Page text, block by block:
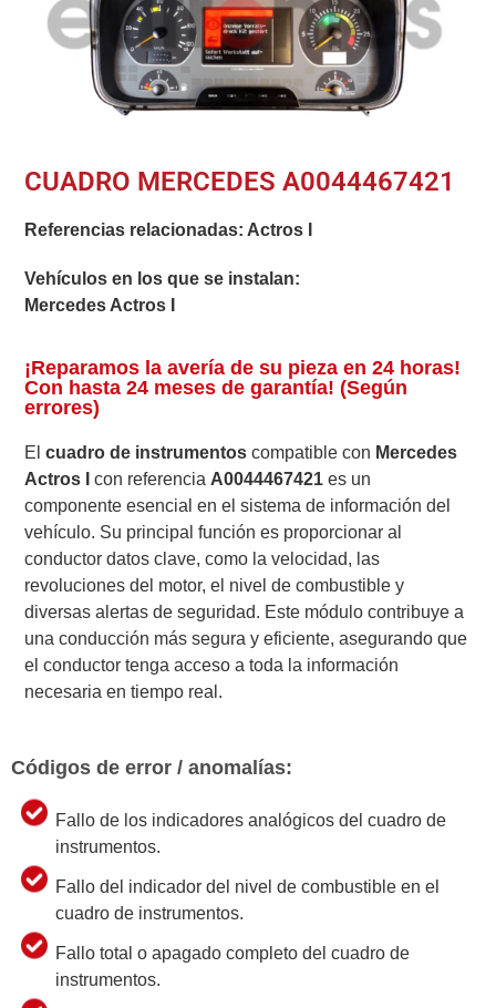
CUADRO MERCEDES A0044467421
Referencias relacionadas: Actros I
Vehículos en los que se instalan:
Mercedes Actros I
¡Reparamos la avería de su pieza en 24 horas!
Con hasta 24 meses de garantía! (Según
errores)
Elcuadro de instrumentos compatible con Mercedes
Actros I
con referencia A0044467421 es un
componente esencial en el sistema de información del
vehículo. Su principal función es proporcionar al
conductor datos clave, como la velocidad, las
revoluciones del motor, el nivel de combustible y
diversas alertas de seguridad. Este módulo contribuye a
una conducción más segura y eficiente, asegurando que
el conductor tenga acceso a toda la información
necesaria en tiempo real.
Códigos de error / anomalías:
Fallo de los indicadores analógicos del cuadro de
instrumentos.
Fallo del indicador del nivel de combustible en el
cuadro de instrumentos.
Fallo total o apagado completo del cuadro de
instrumentos.